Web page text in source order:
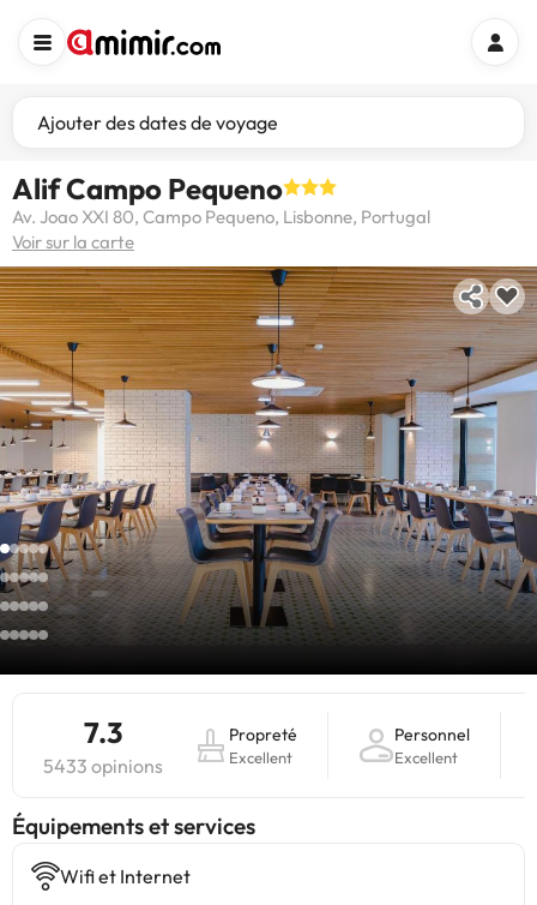
Ajouter des dates de voyage
Alif Campo Pequeno
Av. Joao XXI 80, Campo Pequeno, Lisbonne, Portugal
Voir sur la carte
7.3
5433 opinions
Propreté
Excellent
Personnel
Excellent
​Équipements et services
Wifi et Internet